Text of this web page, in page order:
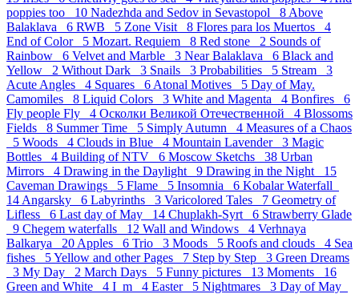
poppies too 10 Nadezhda and Sedov in Sevastopol 8 Above
Balaklava 6 RWB 5 Zone Visit 8 Flores para los Muertos 4
End of Color 5 Mozart. Requiem 8 Red stone 2 Sounds of
Rainbow 6 Velvet and Marble 3 Near Balaklava 6 Black and
Yellow 2 Without Dark 3 Snails 3 Probabilities 5 Stream 3
Acute Angles 4 Squares 6 Atonal Motives 5 Day of May.
Camomiles 8 Liquid Colors 3 White and Magenta 4 Bonfires 6
Fly people Fly 4 Осколки Великой Отечественной 4 Blossoms
Fields 8 Summer Time 5 Simply Autumn 4 Measures of a Chaos
5 Woods 4 Clouds in Blue 4 Mountain Lavender 3 Magic
Bottles 4 Building of NTV 6 Moscow Sketchs 38 Urban
Mirrors 4 Drawing in the Daylight 9 Drawing in the Night 15
Caveman Drawings 5 Flame 5 Insomnia 6 Kobalar Waterfall
14 Angarsky 6 Labyrinths 3 Varicolored Tales 7 Geometry of
Lifless 6 Last day of May 14 Chuplakh-Syrt 6 Strawberry Glade
9 Chegem waterfalls 12 Wall and Windows 4 Verhnaya
Balkarya 20 Apples 6 Trio 3 Moods 5 Roofs and clouds 4 Sea
fishes 5Yellow and other Pages 7 Step by Step 3 Green Dreams
3 My Day 2 March Days 5 Funny pictures 13 Moments 16
Green and White 4 I_m 4 Easter 5 Nightmares 3 Day of May